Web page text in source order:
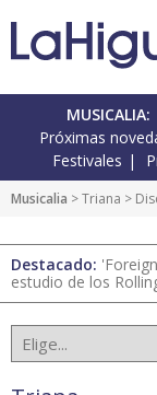
MUSICALIA:
Próximas
Festivales
Musicalia >Triana >
Destacado:
estudio de los